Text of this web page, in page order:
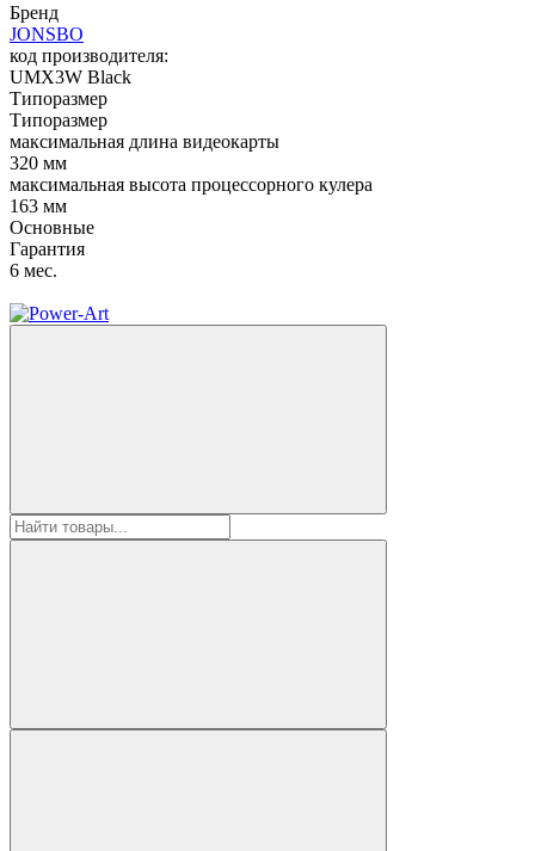
Бренд
JONSBO
код производителя:
UMX3W Black
Типоразмер
Типоразмер
максимальная длина видеокарты
320 мм
максимальная высота процессорного кулера
163 мм
Основные
Гарантия
6 мес.